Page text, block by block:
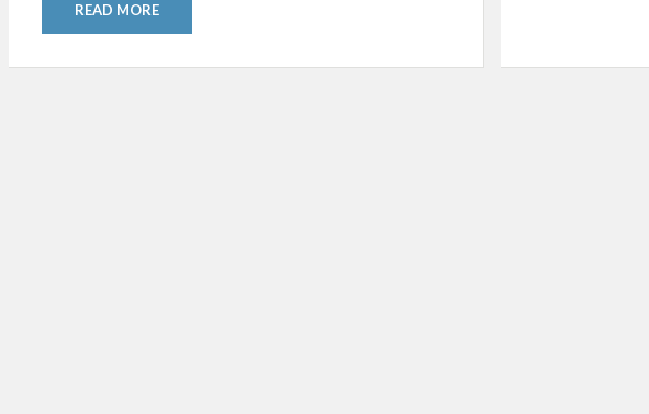
READ MORE